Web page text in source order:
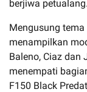
berjiwa petualang.
Mengusung tema
menampilkan
Baleno, Ciaz dan
menempati
F150 Black